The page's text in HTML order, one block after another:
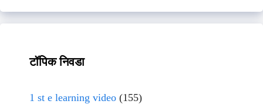
टॉपिक निवडा
1 st e learning video (155)